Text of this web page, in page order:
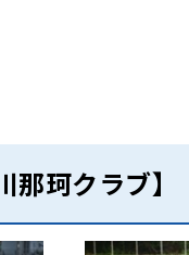
那珂クラブ】